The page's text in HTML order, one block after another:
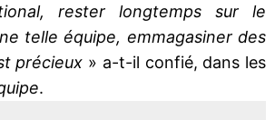
rester longtemps sur le
telle équipe, emmagasiner des
précieux » a-t-il confié, dans les
.